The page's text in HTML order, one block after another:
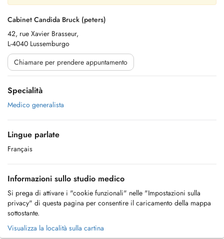
Cabinet Candida Bruck (peters)
42, rue Xavier Brasseur,
L-4040 Lussemburgo
Chiamare per prendere appuntamento
Specialità
Medico generalista
Lingue parlate
Français
Informazioni sullo studio medico
Si prega di attivare i "cookie funzionali" nelle "Impostazioni sulla
privacy" di questa pagina per consentire il caricamento della mappa
sottostante.
Visualizza la località sulla cartina